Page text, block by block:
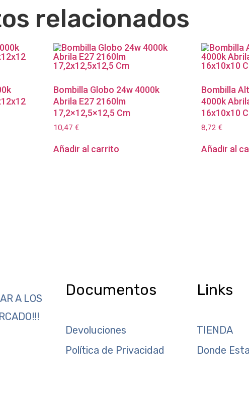
relacionados
Bombilla Globo 24w 4000k
Abrila E27 2160lm
17,2×12,5×12,5 Cm
10,47 €
Añadir al carrito
Bombilla
4000k
16x10x10
8,72€
Añadir al
A LOS
Documentos
Devoluciones
Política de Privacidad
Links
TIENDA
Donde